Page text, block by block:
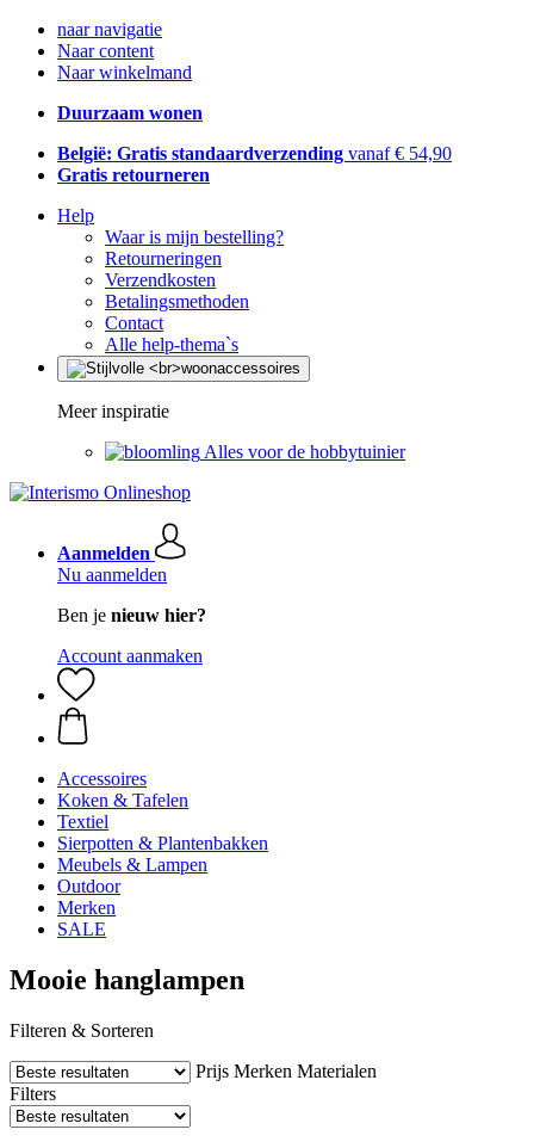
naar navigatie
Naar content
Naar winkelmand
Duurzaam wonen
België: Gratis standaardverzending vanaf € 54,90
Gratis retourneren
Help
Waar is mijn bestelling?
Retourneringen
Verzendkosten
Betalingsmethoden
Contact
Alle help-thema`s
Meer inspiratie
Alles voor de hobbytuinier
Aanmelden
Nu aanmelden
Ben je nieuw hier?
Account aanmaken
Accessoires
Koken & Tafelen
Textiel
Sierpotten & Plantenbakken
Meubels & Lampen
Outdoor
Merken
SALE
Mooie hanglampen
Filteren & Sorteren
Prijs Merken Materialen
Filters